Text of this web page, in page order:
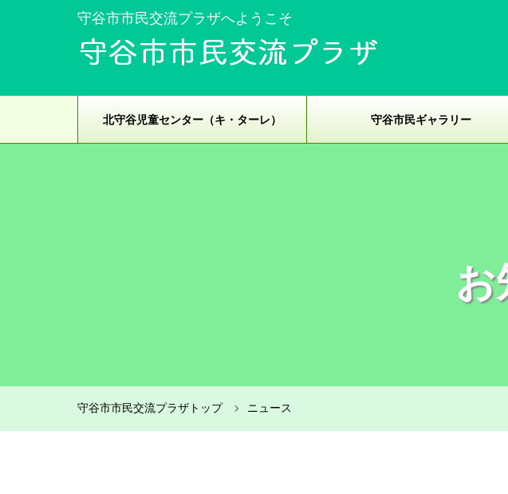
守谷市市民交流プラザへようこそ
北守谷児童センター（キ・ターレ） 守谷市民ギャラリー
守谷市市民交流プラザトップ ニュース